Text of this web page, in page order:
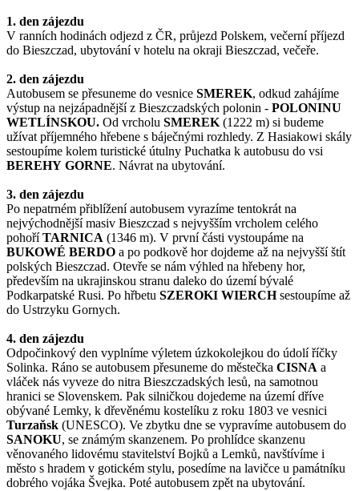
1. den zájezdu
V ranních hodinách odjezd z ČR, průjezd Polskem, večerní příjezd
do Bieszczad, ubytování v hotelu na okraji Bieszczad, večeře.
2. den zájezdu
Autobusem se přesuneme do vesnice SMEREK, odkud zahájíme
výstup na nejzápadnější z Bieszczadských polonin - POLONINU
WETLÍNSKOU. Od vrcholu SMEREK (1222 m) si budeme
užívat příjemného hřebene s báječnými rozhledy. Z Hasiakowi skály
sestoupíme kolem turistické útulny Puchatka k autobusu do vsi
BEREHY GORNE. Návrat na ubytování.
3. den zájezdu
Po nepatrném přiblížení autobusem vyrazíme tentokrát na
nejvýchodnější masiv Bieszczad s nejvyšším vrcholem celého
pohoříTARNICA (1346 m). V první části vystoupáme na
BUKOWÉ BERDO a po podkově hor dojdeme až na nejvyšší štít
polských Bieszczad. Otevře se nám výhled na hřebeny hor,
především na ukrajinskou stranu daleko do území bývalé
Podkarpatské Rusi. Po hřbetu SZEROKI WIERCHsestoupíme až
do Ustrzyku Gornych.
4. den zájezdu
Odpočinkový den vyplníme výletem úzkokolejkou do údolí říčky
Solinka. Ráno se autobusem přesuneme do městečka CISNA a
vláček nás vyveze do nitra Bieszczadských lesů, na samotnou
hranici se Slovenskem. Pak silničkou dojedeme na území dříve
obývané Lemky, k dřevěnému kostelíku z roku 1803 ve vesnici
Turzaňsk (UNESCO). Ve zbytku dne se vypravíme autobusem do
SANOKU, se známým skanzenem. Po prohlídce skanzenu
věnovaného lidovému stavitelství Bojků a Lemků, navštívíme i
město s hradem v gotickém stylu, posedíme na lavičce u památníku
dobrého vojáka Švejka. Poté autobusem zpět na ubytování.